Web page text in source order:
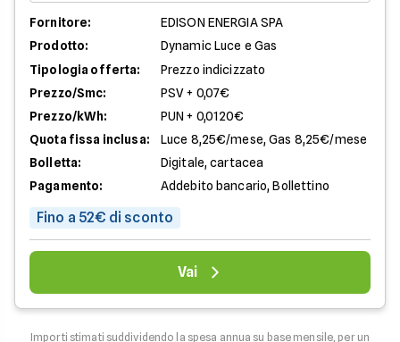
Fornitore:
EDISON ENERGIA SPA
Prodotto:
Dynamic Luce e Gas
Tipologia offerta:
Prezzo indicizzato
Prezzo/Smc:
PSV + 0,07€
Prezzo/kWh:
PUN + 0,0120€
Quota fissa inclusa:
Luce 8,25€/mese, Gas 8,25€/mese
Bolletta:
Digitale, cartacea
Pagamento:
Addebito bancario, Bollettino
Fino a 52€ di sconto
Vai
Importi stimati suddividendo la spesa annua su base mensile, per un